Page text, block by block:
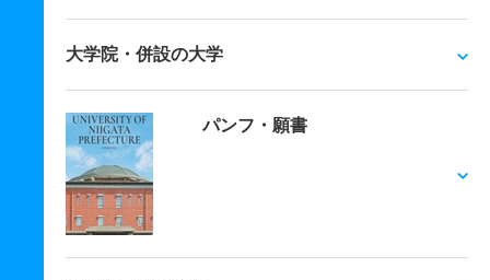
大学院・併設の大学
パンフ・願書